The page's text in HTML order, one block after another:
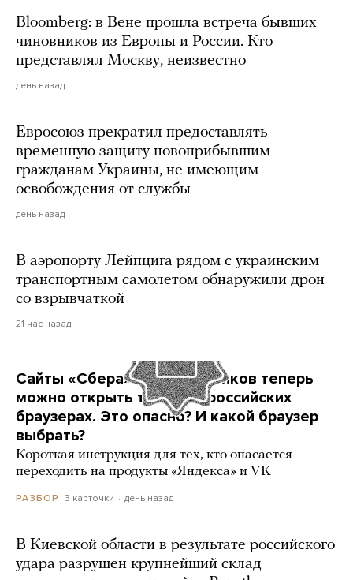
Bloomberg: в Вене прошла встреча бывших
чиновников из Европы и России. Кто
представлял Москву, неизвестно
день назад
Евросоюз прекратил предоставлять
временную защиту новоприбывшим
гражданам Украины, не имеющим
освобождения от службы
день назад
В аэропорту Лейпцига рядом с украинским
транспортным самолетом обнаружили дрон
со взрывчаткой
21 час назад
Сайты «Сбера» и других банков теперь
можно открыть только в российских
браузерах. Это опасно? И какой браузер
выбрать?
Короткая инструкция для тех, кто опасается
переходить на продукты «Яндекса» и VK
РАЗБОР 3 карточки день назад
В Киевской области в результате российского
удара разрушен крупнейший склад